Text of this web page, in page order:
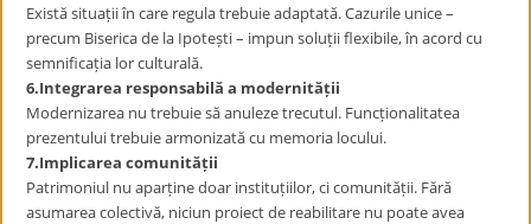
Există situații în care regula trebuie adaptată. Cazurile unice –
precum Biserica de la Ipotești – impun soluții flexibile, în acord cu
semnificația lor culturală.
6.Integrarea responsabilă a modernității
Modernizarea nu trebuie să anuleze trecutul. Funcționalitatea
prezentului trebuie armonizată cu memoria locului.
7.Implicarea comunității
Patrimoniul nu aparține doar instituțiilor, ci comunității. Fără
asumarea colectivă, niciun proiect de reabilitare nu poate avea